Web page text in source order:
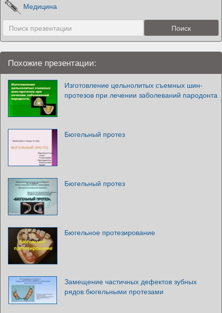
Медицина
Похожие презентации:
Изготовление цельнолитых съемных шин-
протезов при лечении заболеваний пародонта
Бюгельный протез
Бюгельный протез
Бюгельное протезирование
Замещение частичных дефектов зубных
рядов бюгельными протезами